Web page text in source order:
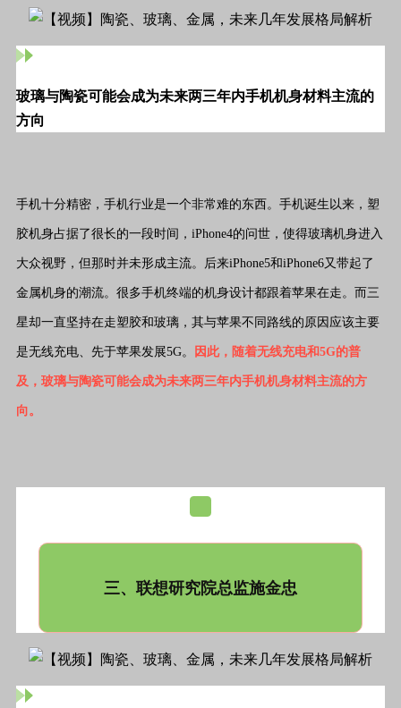
玻璃与陶瓷可能会成为未来两三年内手机机身材料主流的
方向
手机十分精密，手机行业是一个非常难的东西。手机诞生以来，塑
胶机身占据了很长的一段时间，iPhone4的问世，使得玻璃机身进入
大众视野，但那时并未形成主流。后来iPhone5和iPhone6又带起了
金属机身的潮流。很多手机终端的机身设计都跟着苹果在走。而三
星却一直坚持在走塑胶和玻璃，其与苹果不同路线的原因应该主要
是无线充电、先于苹果发展5G。 因此，随着无线充电和5G的普
及，玻璃与陶瓷可能会成为未来两三年内手机机身材料主流的方
向。
三、联想研究院总监施金忠